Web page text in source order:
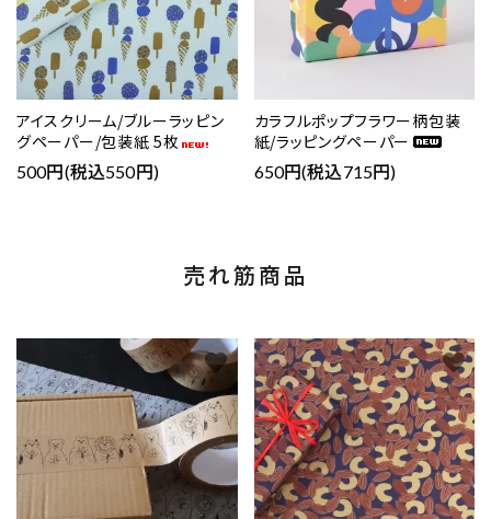
アイスクリーム/ブルーラッピン
グペーパー/包装紙 5枚
500円(税込550円)
カラフルポップフラワー柄包装
紙/ラッピングペーパー
650円(税込715円)
売れ筋商品
favorite favorite